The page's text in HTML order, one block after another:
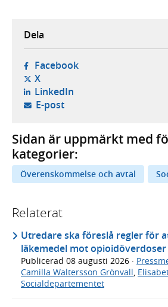
Dela
Facebook- öppnas i ny flik,
X- öppnas i ny flik, extern
LinkedIn- öppnas i ny flik,
E-post- öppnar din e-
Sidan är uppmärkt med
kategorier:
Överenskommelse och avtal
Relaterat
Utredare ska föreslå regler för
läkemedel mot opioidöverdoser
Publicerad 08 augusti 2026 ·
Camilla Waltersson Grönvall,
Socialdepartementet